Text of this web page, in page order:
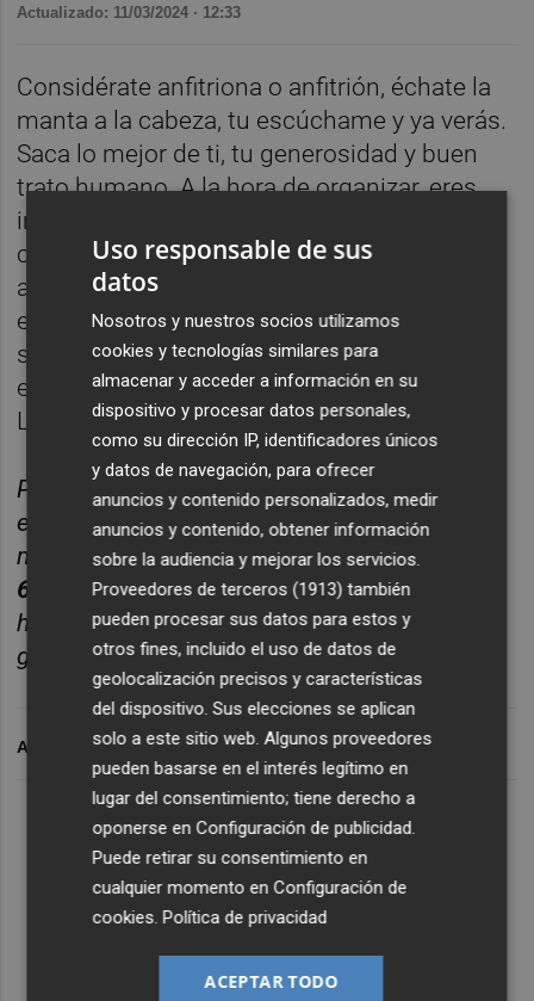
Lo Más Escuchado
Suscríbete al canal de
Whatsapp
Siempre al día de las últimas noticias
Actualizado: 11/03/2024 · 12:33
Considérate anfitriona o anfitrión, échate la
manta a la cabeza, tu escúchame y ya verás.
Saca lo mejor de ti, tu generosidad y buen
trato humano. A la hora de organizar, eres
imprescindible, tu filosofía y estilo llenará
cualquier espacio que elijas. La anfitriona o
anfitrión es aquella persona que regala su
esplendidez a los invitados. Las formas
siempre demostrarán el fondo. Ahí queda
eso. Si tienes alguna duda, estoy en mi blog
LeticiaValera.com
Puedes suscribirte para recibir cada nuevo
episodio a través deWhatsAppenviando un
mensaje con la palabraPROTOCOLOal
66 36 70.Si estás en un smartphone, puedes
hacerlo pinchandoaquí.Recuerda que debes
guardar el número en la agenda de tu móvil.
ARCHIVADO EN
Uso responsable de sus
datos
Nosotros y nuestros socios utilizamos
cookies y tecnologías similares para
almacenar y acceder a información en su
dispositivo y procesar datos personales,
como su dirección IP, identificadores únicos
y datos de navegación, para ofrecer
anuncios y contenido personalizados, medir
anuncios y contenido, obtener información
sobre la audiencia y mejorar los servicios.
Proveedores de terceros (1913) también
pueden procesar sus datos para estos y
otros fines, incluido el uso de datos de
geolocalización precisos y características
del dispositivo. Sus elecciones se aplican
solo a este sitio web. Algunos proveedores
pueden basarse en el interés legítimo en
lugar del consentimiento; tiene derecho a
oponerse enConfiguración de publicidad.
Puede retirar su consentimiento en
cualquier momento enConfiguración de
cookies.Política de privacidad
ACEPTAR TODO